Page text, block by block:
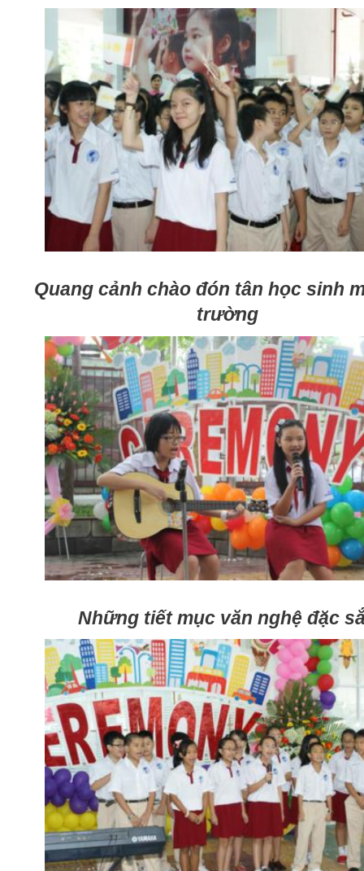
Quang cảnh chào đón tân học sinh
trường
Những tiết mục văn nghệ đặc